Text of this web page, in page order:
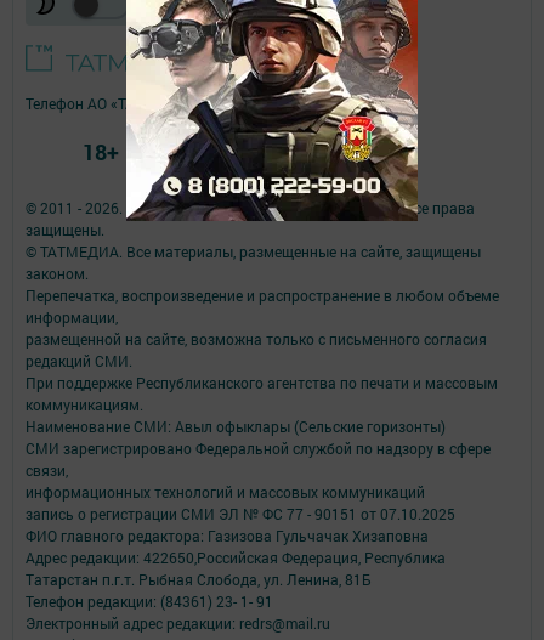
© 2011 - 2026. Авыл офыклары (Сельские горизонты). Все права
защищены.
© ТАТМЕДИА. Все материалы, размещенные на сайте, защищены
законом.
Перепечатка, воспроизведение и распространение в любом объеме
информации,
размещенной на сайте, возможна только с письменного согласия
редакций СМИ.
При поддержке Республиканского агентства по печати и массовым
коммуникациям.
Наименование СМИ: Авыл офыклары (Сельские горизонты)
СМИ зарегистрировано Федеральной службой по надзору в сфере
связи,
информационных технологий и массовых коммуникаций
запись о регистрации СМИ ЭЛ № ФС 77 - 90151 от 07.10.2025
ФИО главного редактора: Газизова Гульчачак Хизаповна
Адрес редакции: 422650,Российская Федерация, Республика
Татарстан п.г.т. Рыбная Слобода, ул. Ленина, 81Б
Телефон редакции: (84361) 23- 1- 91
Электронный адрес редакции: redrs@mail.ru
Телефон АО «ТАТМЕДИА»:(843) 222 09 84
18+